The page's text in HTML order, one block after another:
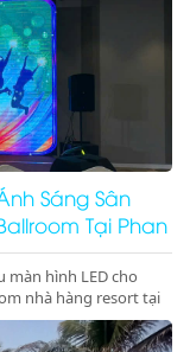
Sáng Sân
Tại Phan
Chữ Vĩnh Hy
màn hình LED cho
nhà hàng resort tại
Vĩnh Hy chuyên